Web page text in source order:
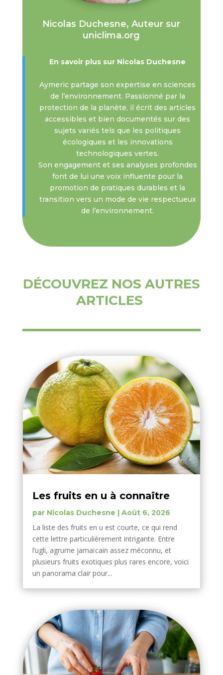
Nicolas Duchesne, Auteur sur
uniclima.org
En savoir plus sur Nicolas Duchesne
Aymeric partage son expertise en sciences
de l’environnement. Passionné par la
protection de la planète, il écrit des articles
accessibles et bien documentés sur des
sujets variés tels que les politiques
écologiques et les innovations
technologiques vertes.
Son engagement et ses analyses profondes
font de lui une voix influente pour la
promotion de pratiques durables et la
transition vers un mode de vie respectueux
de l’environnement.
DÉCOUVREZ NOS AUTRES
ARTICLES
Les fruits en u à connaître
par Nicolas Duchesne | Août 6, 2026
La liste des fruits en u est courte, ce qui rend
cette lettre particulièrement intrigante. Entre
l’ugli, agrume jamaïcain assez méconnu, et
plusieurs fruits exotiques plus rares encore, voici
un panorama clair pour...